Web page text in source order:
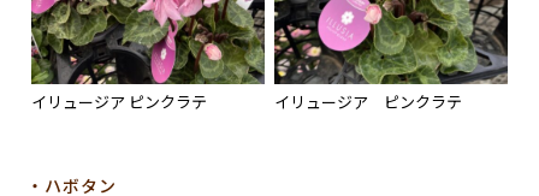
イリュージア ピンクラテ イリュージア ピンクラテ
・ハボタン